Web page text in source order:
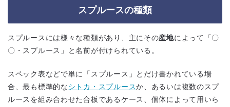
スプルースの種類
スプルースには様々な種類があり、主にその産地によって「〇
〇・スプルース」と名前が付けられている。
スペック表などで単に「スプルース」とだけ書かれている場
合、最も標準的なシトカ・スプルースか、あるいは複数のスプ
ルースを組み合わせた合板であるケース、個体によって用いら